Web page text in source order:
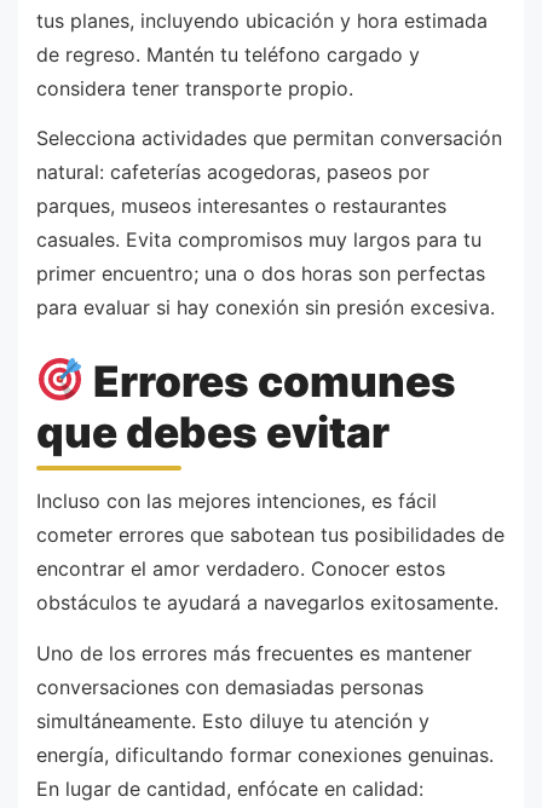
tus planes, incluyendo ubicación y hora estimada
de regreso. Mantén tu teléfono cargado y
considera tener transporte propio.
Selecciona actividades que permitan conversación
natural: cafeterías acogedoras, paseos por
parques, museos interesantes o restaurantes
casuales. Evita compromisos muy largos para tu
primer encuentro; una o dos horas son perfectas
para evaluar si hay conexión sin presión excesiva.
Errores comunes
que debes evitar
Incluso con las mejores intenciones, es fácil
cometer errores que sabotean tus posibilidades de
encontrar el amor verdadero. Conocer estos
obstáculos te ayudará a navegarlos exitosamente.
Uno de los errores más frecuentes es mantener
conversaciones con demasiadas personas
simultáneamente. Esto diluye tu atención y
energía, dificultando formar conexiones genuinas.
En lugar de cantidad, enfócate en calidad: